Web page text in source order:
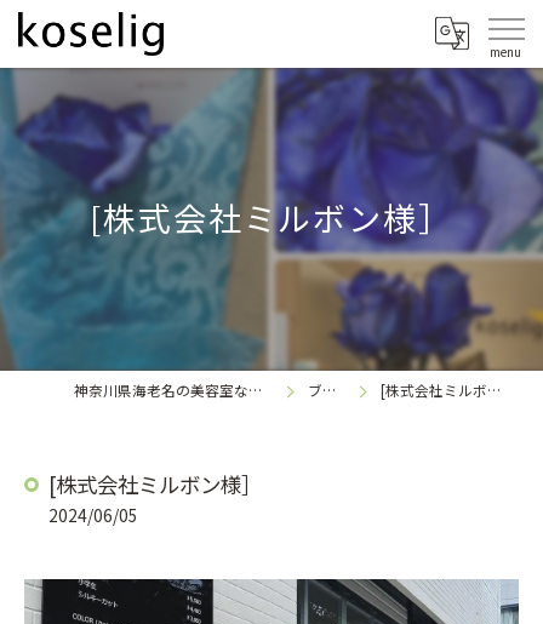
[株式会社ミルボン様］
神奈川県海老名の美容室なら koseligブログ [株式会社ミルボン様］
[株式会社ミルボン様］
2024/06/05